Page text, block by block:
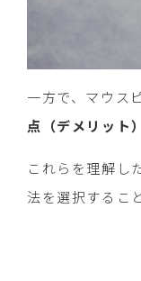
一方で、マウス
点（デメリット）
これらを理解し
法を選択するこ